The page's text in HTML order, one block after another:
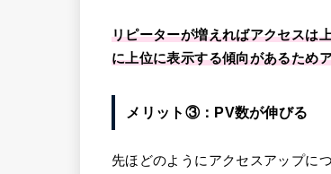
リピーターが増えればアクセスは
に上位に表示する傾向があるため
メリット③：PV数が伸びる
先ほどのようにアクセスアップに